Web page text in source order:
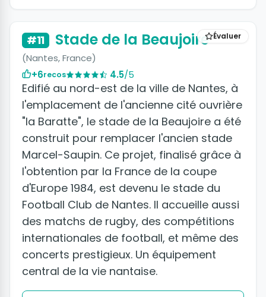
Évaluer
#11 Stade de la Beaujoire
(Nantes, France)
+6recos 4.5/5
Edifié au nord-est de la ville de Nantes, à
l'emplacement de l'ancienne cité ouvrière
"la Baratte", le stade de la Beaujoire a été
construit pour remplacer l'ancien stade
Marcel-Saupin. Ce projet, finalisé grâce à
l'obtention par la France de la coupe
d'Europe 1984, est devenu le stade du
Football Club de Nantes. Il accueille aussi
des matchs de rugby, des compétitions
internationales de football, et même des
concerts prestigieux. Un équipement
central de la vie nantaise.